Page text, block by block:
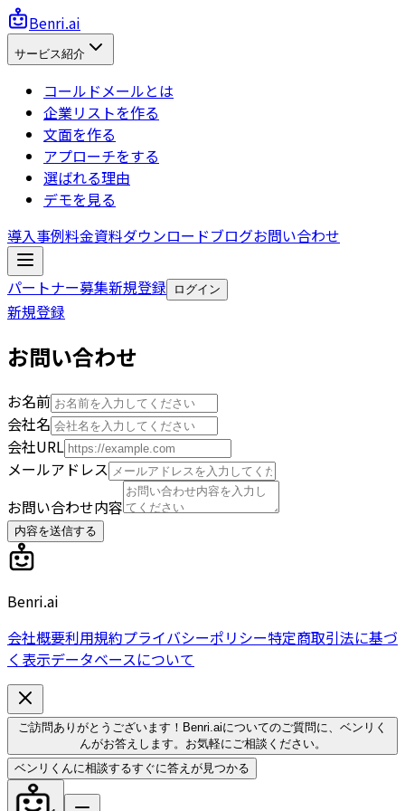
Benri.ai
サービス紹介
コールドメールとは
企業リストを作る
文面を作る
アプローチをする
選ばれる理由
デモを見る
導入事例料金資料ダウンロードブログお問い合わせ
パートナー募集新規登録 ログイン
新規登録
お問い合わせ
お名前
会社名
会社URL
メールアドレス
お問い合わせ内容
内容を送信する
Benri.ai
会社概要利用規約プライバシーポリシー特定商取引法に基づ
く表示データベースについて
ご訪問ありがとうございます！Benri.aiについてのご質問に、ベンリく
んがお答えします。お気軽にご相談ください。
ベンリくんに相談するすぐに答えが見つかる